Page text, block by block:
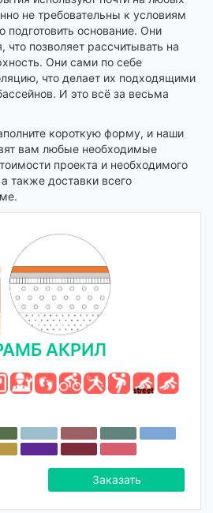
не требовательны к условиям
подготовить основание. Они
позволяет рассчитывать на
Они сами по себе
что делает их подходящими
И это всё за весьма
короткую форму, и наши
вам любые необходимые
проекта и необходимого
также доставки всего
АКРИЛ
Заказать